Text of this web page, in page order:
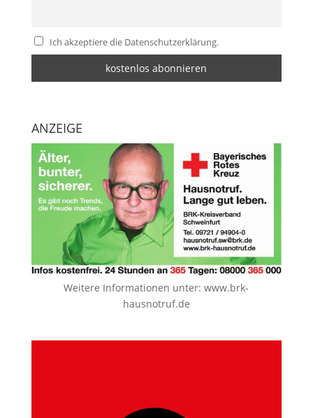
Ich akzeptiere die Datenschutzerklärung.
ANZEIGE
Weitere Informationen unter:www.brk-
hausnotruf.de